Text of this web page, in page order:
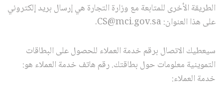
الطريقة الأخرى للمتابعة مع وزارة التجارة هي إرسال بريد إلكتروني
على هذا العنوان: CS@mci.gov.sa.
سيعطيك الاتصال برقم خدمة العملاء للحصول على البطاقات
التموينية معلومات حول بطاقتك. رقم هاتف خدمة العملاء هو:
خدمة العملاء: